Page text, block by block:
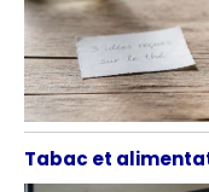
Tabac et